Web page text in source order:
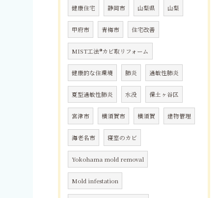
健康住宅 静岡市 山梨県 山梨
甲府市 青梅市 住宅改善
MIST工法®カビ取リフォーム
健康的な住環境 肺炎 過敏性肺炎
夏型過敏性肺炎 水没 保土ヶ谷区
宮津市 横須賀市 横須賀 建物管理
海老名市 寝室のカビ
Yokohama mold removal
Mold infestation